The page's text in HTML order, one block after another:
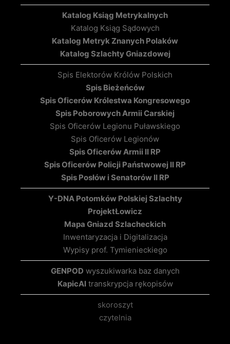
Katalog Ksiąg Metrykalnych
Katalog Ksiąg Sądowych
Katalog Metryk Znanych Polaków
Katalog Szlachty Gniazdowej
Spis Elektorów Królów Polskich
Spis Bieżeńców
Spis Oficerów Królestwa Kongresowego
Spis Poborowych Armii Carskiej
Spis Oficerów Legionu Puławskiego
Spis Oficerów Legionów
Spis Oficerów Armii II RP
Spis Oficerów Policji Państwowej II RP
Spis Posłów i Senatorów II RP
Y-DNA Potomków Polskiej Szlachty
ProjektŁowicz
Mapa Gniazd Szlacheckich
Inwentaryzacja i Digitalizacja
Wypisy prof. Tymienieckiego
GENPOD wyszukiwarka baz danych
KapicAItranskrypcja rękopisów
skoroszyt
czytelnia